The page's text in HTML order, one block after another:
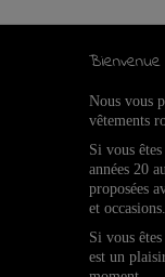
Nous vous
vêtements
Si vous
années 20
proposées
et
Si vous
est un